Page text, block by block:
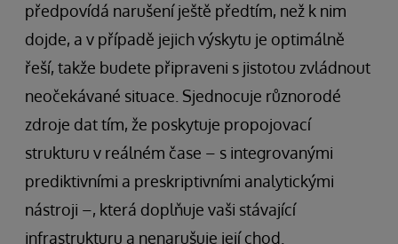
předpovídá narušení ještě předtím, než k nim
dojde, a v případě jejich výskytu je optimálně
řeší, takže budete připraveni s jistotou zvládnout
neočekávané situace. Sjednocuje různorodé
zdroje dat tím, že poskytuje propojovací
strukturu v reálném čase – s integrovanými
prediktivními a preskriptivními analytickými
nástroji –, která doplňuje vaši stávající
infrastrukturu a nenarušuje její chod.